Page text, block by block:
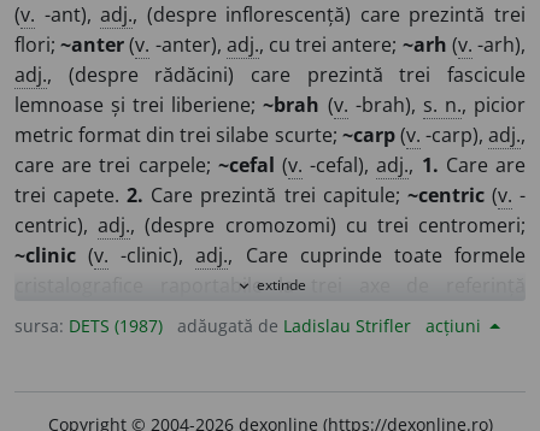
(v. -ant),adj., (despre inflorescență) care prezintă trei
flori;~anter(v. -anter), adj., cu trei antere; ~arh (v. -arh),
adj., (despre rădăcini) care prezintă trei fascicule
lemnoase și trei liberiene;~brah (v. -brah), s. n., picior
metric format din trei silabe scurte; ~carp(v. -carp),adj.,
care are trei carpele; ~cefal (v. -cefal),adj., 1. Care are
trei capete.2. Care prezintă trei capitule; ~centric(v. -
centric),adj., (despre cromozomi) cu trei centromeri;
~clinic (v. -clinic),adj., Care cuprinde toate formele
cristalografice raportabile la trei axe de referință
inegale, asimetrice și înclinate una față de alta;~corn
expand_more extinde
sursa: DETS (1987) adăugată de Ladislau Strifler acțiuni
Copyright © 2004-2026 dexonline (https://dexonline.ro)